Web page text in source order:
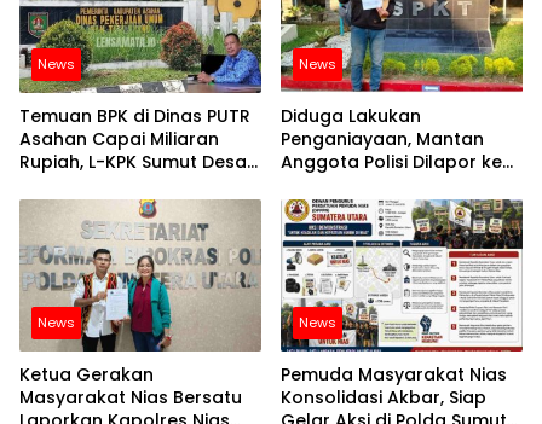
News
Temuan BPK di Dinas PUTR
Asahan Capai Miliaran
Rupiah, L-KPK Sumut Desak
News
Diduga Lakukan
Penganiayaan, Mantan
Anggota Polisi Dilapor ke
News
Ketua Gerakan
Masyarakat Nias Bersatu
News
Pemuda Masyarakat Nias
Konsolidasi Akbar, Siap